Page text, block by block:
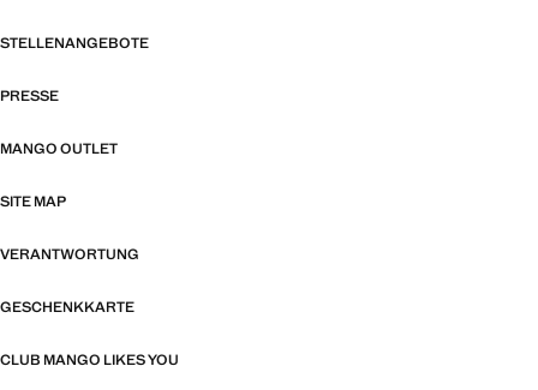
STELLENANGEBOTE
PRESSE
MANGO OUTLET
SITE MAP
VERANTWORTUNG
GESCHENKKARTE
CLUB MANGO LIKES YOU